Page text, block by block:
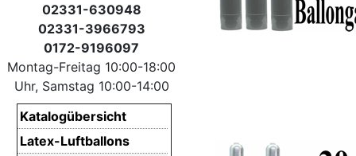
02331-630948
02331-3966793
0172-9196097
Montag-Freitag 10:00-18:00
Uhr, Samstag 10:00-14:00
Katalogübersicht
Latex-Luftballons